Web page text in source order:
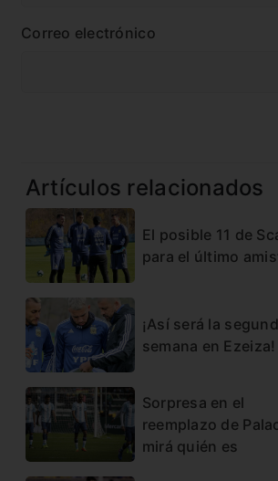
Correo electrónico
Artículos relacionados
El posible 11 de
para el último
¡Así será la
semana en Ezeiza!
Sorpresa en el
reemplazo de
mirá quién es